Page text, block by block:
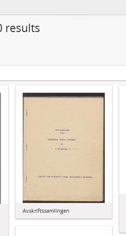
results
Avskriftssamlingen